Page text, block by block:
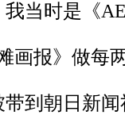
当时是《
画报》做每
到朝日新